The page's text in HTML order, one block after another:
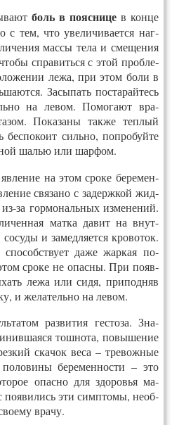
боль в по­яс­ни­цев кон­це
с тем, что уве­личи­ва­ет­ся наг­
мас­сы те­ла и сме­щения
спра­вить­ся с этой проб­ле­
ле­жа, при этом бо­ли в
За­сыпать пос­та­рай­тесь
на ле­вом. По­мога­ют вра­
По­каза­ны так­же теп­лый
силь­но, поп­ро­буй­те
шалью или шар­фом.
на этом сро­ке бе­ремен­
свя­зано с за­держ­кой жид­
за гор­мо­наль­ных из­ме­нений.
мат­ка да­вит на внут­
и за­мед­ля­ет­ся кро­воток.
да­же жар­кая по­
сро­ке не опас­ны. При по­яв­
ле­жа или си­дя, при­под­няв
и же­латель­но на ле­вом.
раз­ви­тия гес­то­за. Зна­
тош­но­та, по­выше­ние
ска­чок ве­са – тре­вож­ные
бе­ремен­ности – это
опас­но для здо­ровья ма­
по­яви­лись эти симп­то­мы, не­об­
вра­чу.